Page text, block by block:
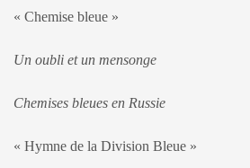
« Chemise bleue »
Un oubli et un mensonge
Chemises bleues en Russie
« Hymne de la Division Bleue »